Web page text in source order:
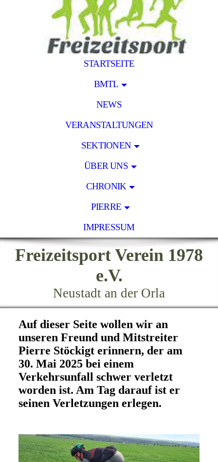
STARTSEITE
BMTL
NEWS
VERANSTALTUNGEN
SEKTIONEN
ÜBER UNS
CHRONIK
PIERRE
IMPRESSUM
Freizeitsport Verein 1978
e.V.
Neustadt an der Orla
Auf dieser Seite wollen wir an
unseren Freund und Mitstreiter
Pierre Stöckigt erinnern, der am
30. Mai 2025 bei einem
Verkehrsunfall schwer verletzt
worden ist. Am Tag darauf ist er
seinen Verletzungen erlegen.